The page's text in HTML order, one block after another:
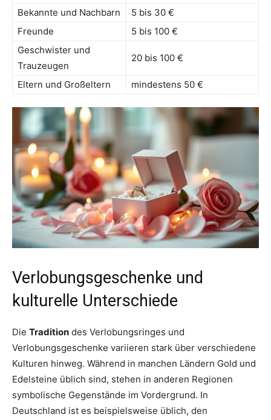
Bekannte und Nachbarn
5 bis 30 €
Freunde
5 bis 100 €
Geschwister und
Trauzeugen
20 bis 100 €
Eltern und Großeltern mindestens 50 €
Verlobungsgeschenke und
kulturelle Unterschiede
Die Tradition des Verlobungsringes und
Verlobungsgeschenke variieren stark über verschiedene
Kulturen hinweg. Während in manchen Ländern Gold und
Edelsteine üblich sind, stehen in anderen Regionen
symbolische Gegenstände im Vordergrund. In
Deutschland ist es beispielsweise üblich, den